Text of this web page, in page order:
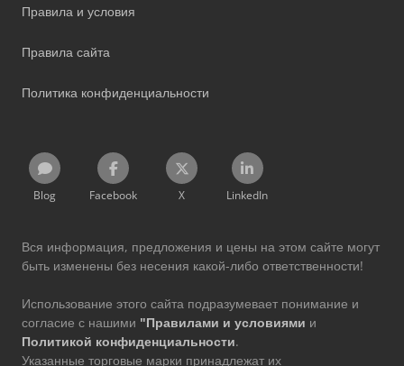
Правила и условия
Правила сайта
Политика конфиденциальности
Blog Facebook X LinkedIn
Вся информация, предложения и цены на этом сайте могут
быть изменены без несения какой-либо ответственности!
Использование этого сайта подразумевает понимание и
согласие с нашими "Правилами и условиями и
Политикой конфиденциальности.
Указанные торговые марки принадлежат их